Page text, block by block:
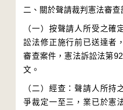
（一）按聲請人所受之確
訟法修正施行前已送達者
審查案件，憲法訴訟法第
（二）經查：聲請人所持
爭裁定一至三，業已於憲